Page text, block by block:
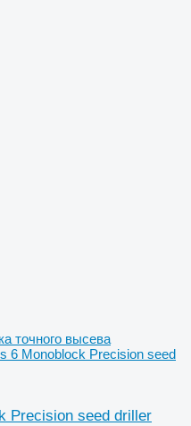
точного высева
6 Monoblock Precision seed
Precision seed driller